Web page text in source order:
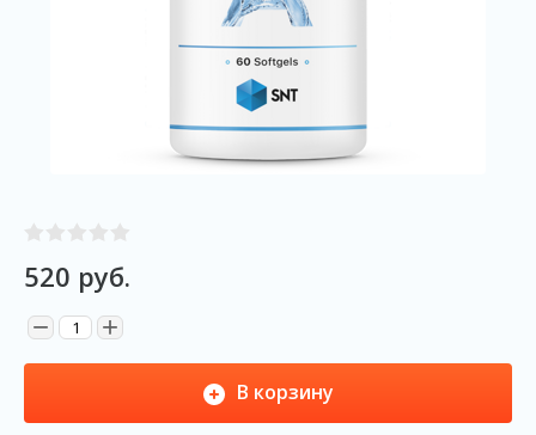
520 руб.
− +
В корзину